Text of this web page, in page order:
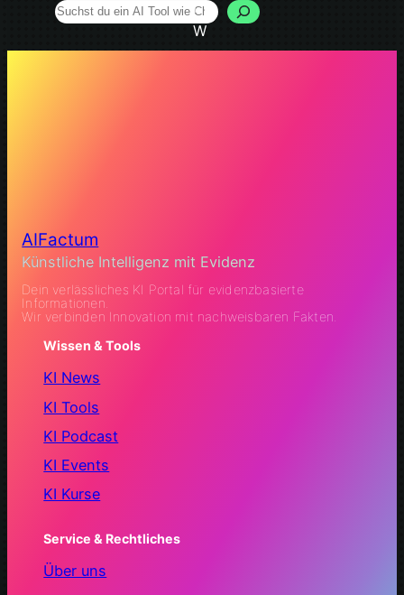
Search
AIFactum
Künstliche Intelligenz mit Evidenz
Dein verlässliches KI Portal für evidenzbasierte
Informationen.
Wir verbinden Innovation mit nachweisbaren Fakten.
Wissen & Tools
KI News
KI Tools
KI Podcast
KI Events
KI Kurse
Service & Rechtliches
Über uns